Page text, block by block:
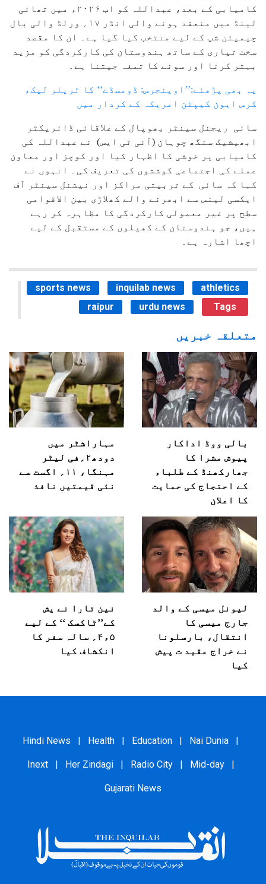
کامیابی کے بعد، عبداللہ کو اب ۲۰۲۶ء میں تھائی
لینڈ میں منعقد ہونے والی انڈر ۱۷؍ ورلڈ والی بال
چیمپئن شپ کے لیے منتخب کیا گیا ہے۔ ان کا مقصد
سخت تیاری کے ساتھ ہندوستان کی کارکردگی کو مزید
بہتر کرنا اور سونے کا تمغہ جیتنا ہے۔
یہ بھی پڑھئے:’’اوینجرس: ڈومسڈے‘‘ کا ٹریلر لیک،
کرس ایون کیپٹن امریکہ کے کردار میں
سائی ریجنل سینٹر بھوپال کے علاقائی ڈائریکٹر
ابھیشیک سنگھ چوہان (آئی ٹی ایس) نے عبداللہ کی
کامیابی پر خوشی کا اظہار کیا اور کوچز اور معاون
عملے کی اجتماعی کوششوں کی تعریف کی۔ انہوں نے
کہا کہ سائی کے تربیتی مراکز اور نیشنل سینٹر آف
ایکسی لینس سے ابھرنے والے کھلاڑی بین الاقوامی
سطح پر غیر معمولی کارکردگی کا مظاہرہ کر رہے
ہیں، جو ہندوستان کے کھیلوں کے مستقبل کے لیے
اچھا اشارہ ہے۔
sports news inquilab news
athletics
raipur
urdu news Tags
متعلقہ خبریں
بالی ووڈ اداکار
پیوش مشرا کا
جھارکھنڈ کے طلباء
کے احتجاج کی حمایت
کا اعلان
مہاراشٹر میں
دودھ۲؍فی لیٹر
مہنگا، ۱۱؍ اگست سے
نئی قیمتیں نافذ
لیونل میسی کے والد
جارج میسی کا
انتقال، بارسلونا
نے خراج عقید ت پیش
کیا
نین تارا نے یش
کے’’ٹاکسک ‘‘ کے لیے
۵ء۴؍ سالہ سفر کا
انکشاف کیا
Hindi News | Health | Education | Nai Dunia |
Inext | Her Zindagi | Radio City | Mid-day |
Gujarati News